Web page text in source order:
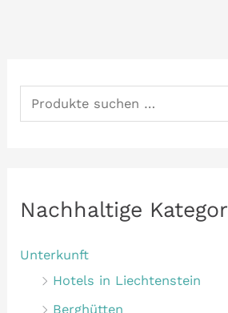
c
a
Nachhaltige
Unterkunft
Hotels in Liechtenstein
Berghütten